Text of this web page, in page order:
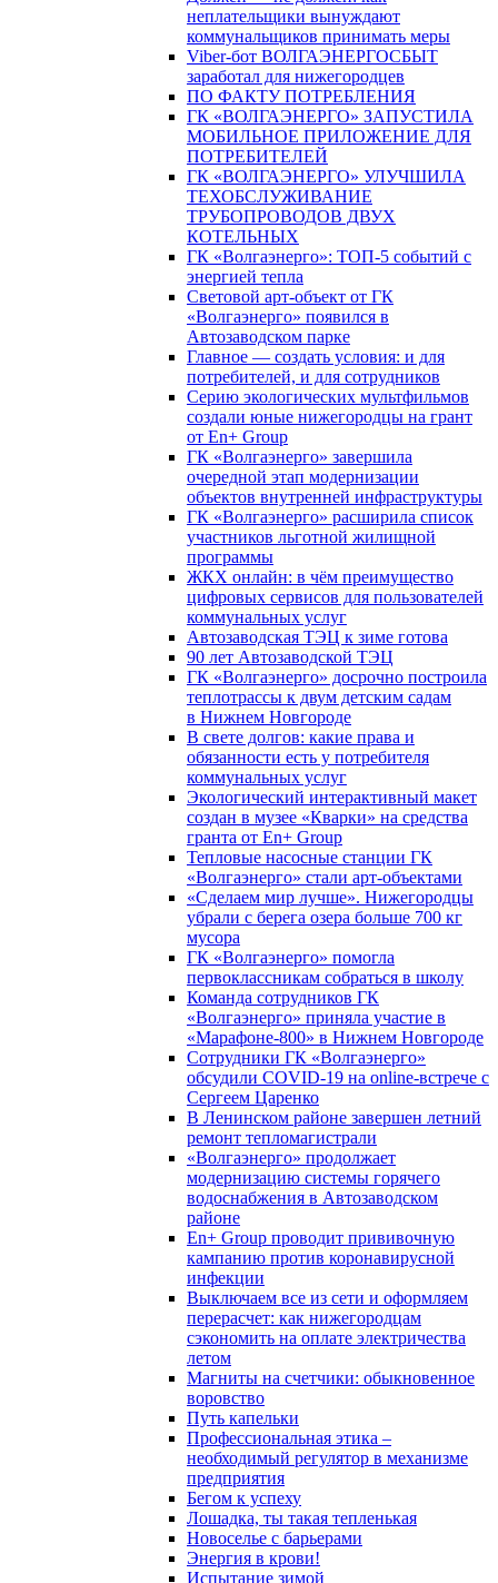
неплательщики вынуждают
коммунальщиков принимать меры
Viber-бот ВОЛГАЭНЕРГОСБЫТ
заработал для нижегородцев
ПО ФАКТУ ПОТРЕБЛЕНИЯ
ГК «ВОЛГАЭНЕРГО» ЗАПУСТИЛА
МОБИЛЬНОЕ ПРИЛОЖЕНИЕ ДЛЯ
ПОТРЕБИТЕЛЕЙ
ГК «ВОЛГАЭНЕРГО» УЛУЧШИЛА
ТЕХОБСЛУЖИВАНИЕ
ТРУБОПРОВОДОВ ДВУХ
КОТЕЛЬНЫХ
ГК «Волгаэнерго»: ТОП-5 событий с
энергией тепла
Световой арт-объект от ГК
«Волгаэнерго» появился в
Автозаводском парке
Главное — создать условия: и для
потребителей, и для сотрудников
Серию экологических мультфильмов
создали юные нижегородцы на грант
от En+ Group
ГК «Волгаэнерго» завершила
очередной этап модернизации
объектов внутренней инфраструктуры
ГК «Волгаэнерго» расширила список
участников льготной жилищной
программы
ЖКХ онлайн: в чём преимущество
цифровых сервисов для пользователей
коммунальных услуг
Автозаводская ТЭЦ к зиме готова
90 лет Автозаводской ТЭЦ
ГК «Волгаэнерго» досрочно построила
теплотрассы к двум детским садам
в Нижнем Новгороде
В свете долгов: какие права и
обязанности есть у потребителя
коммунальных услуг
Экологический интерактивный макет
создан в музее «Кварки» на средства
гранта от En+ Group
Тепловые насосные станции ГК
«Волгаэнерго» стали арт-объектами
«Сделаем мир лучше». Нижегородцы
убрали с берега озера больше 700 кг
мусора
ГК «Волгаэнерго» помогла
первоклассникам собраться в школу
Команда сотрудников ГК
«Волгаэнерго» приняла участие в
«Марафоне-800» в Нижнем Новгороде
Сотрудники ГК «Волгаэнерго»
обсудили COVID-19 на online-встрече с
Сергеем Царенко
В Ленинском районе завершен летний
ремонт тепломагистрали
«Волгаэнерго» продолжает
модернизацию системы горячего
водоснабжения в Автозаводском
районе
En+ Group проводит прививочную
кампанию против коронавирусной
инфекции
Выключаем все из сети и оформляем
перерасчет: как нижегородцам
сэкономить на оплате электричества
летом
Магниты на счетчики: обыкновенное
воровство
Путь капельки
Профессиональная этика –
необходимый регулятор в механизме
предприятия
Бегом к успеху
Лошадка, ты такая тепленькая
Новоселье с барьерами
Энергия в крови!
Испытание зимой